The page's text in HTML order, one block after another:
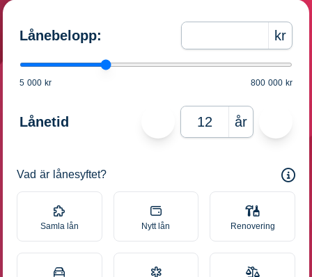
Lånebelopp: kr
5 000 kr 800 000 kr
Lånetid år
Vad är lånesyftet?
Samla lån Nytt lån Renovering